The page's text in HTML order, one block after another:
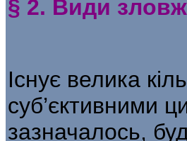
§ 2. Види
Існує велика
суб’єктивними
зазначалось,